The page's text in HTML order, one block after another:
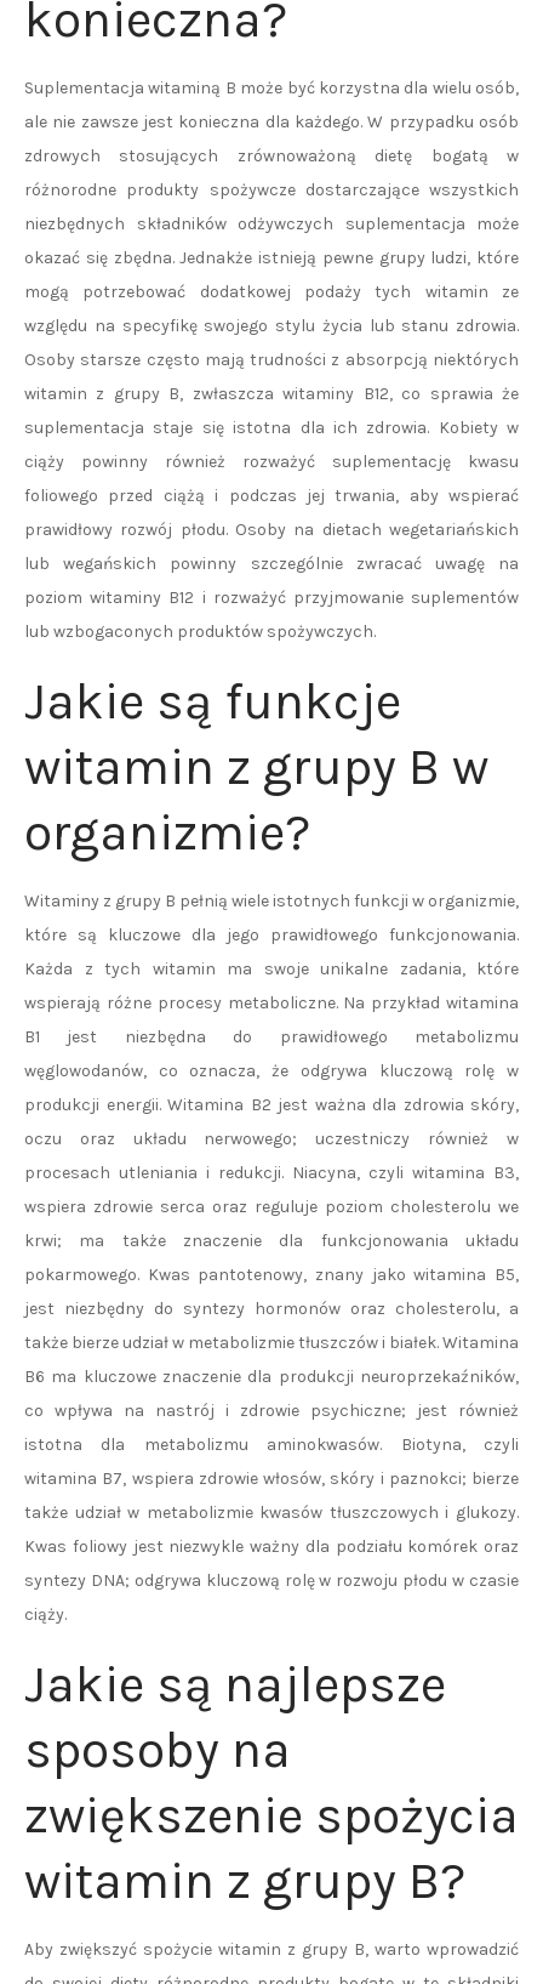
konieczna?
Suplementacja witaminą B może być korzystna dla wielu osób,
ale nie zawsze jest konieczna dla każdego. W przypadku osób
zdrowych stosujących zrównoważoną dietę bogatą w
różnorodne produkty spożywcze dostarczające wszystkich
niezbędnych składników odżywczych suplementacja może
okazać się zbędna. Jednakże istnieją pewne grupy ludzi, które
mogą potrzebować dodatkowej podaży tych witamin ze
względu na specyfikę swojego stylu życia lub stanu zdrowia.
Osoby starsze często mają trudności z absorpcją niektórych
witamin z grupy B, zwłaszcza witaminy B12, co sprawia że
suplementacja staje się istotna dla ich zdrowia. Kobiety w
ciąży powinny również rozważyć suplementację kwasu
foliowego przed ciążą i podczas jej trwania, aby wspierać
prawidłowy rozwój płodu. Osoby na dietach wegetariańskich
lub wegańskich powinny szczególnie zwracać uwagę na
poziom witaminy B12 i rozważyć przyjmowanie suplementów
lub wzbogaconych produktów spożywczych.
Jakie są funkcje
witamin z grupy B w
organizmie?
Witaminy z grupy B pełnią wiele istotnych funkcji w organizmie,
które są kluczowe dla jego prawidłowego funkcjonowania.
Każda z tych witamin ma swoje unikalne zadania, które
wspierają różne procesy metaboliczne. Na przykład witamina
B1 jest niezbędna do prawidłowego metabolizmu
węglowodanów, co oznacza, że odgrywa kluczową rolę w
produkcji energii. Witamina B2 jest ważna dla zdrowia skóry,
oczu oraz układu nerwowego; uczestniczy również w
procesach utleniania i redukcji. Niacyna, czyli witamina B3,
wspiera zdrowie serca oraz reguluje poziom cholesterolu we
krwi; ma także znaczenie dla funkcjonowania układu
pokarmowego. Kwas pantotenowy, znany jako witamina B5,
jest niezbędny do syntezy hormonów oraz cholesterolu, a
także bierze udział w metabolizmie tłuszczów i białek. Witamina
B6 ma kluczowe znaczenie dla produkcji neuroprzekaźników,
co wpływa na nastrój i zdrowie psychiczne; jest również
istotna dla metabolizmu aminokwasów. Biotyna, czyli
witamina B7, wspiera zdrowie włosów, skóry i paznokci; bierze
także udział w metabolizmie kwasów tłuszczowych i glukozy.
Kwas foliowy jest niezwykle ważny dla podziału komórek oraz
syntezy DNA; odgrywa kluczową rolę w rozwoju płodu w czasie
ciąży.
Jakie są najlepsze
sposoby na
zwiększenie spożycia
witamin z grupy B?
Aby zwiększyć spożycie witamin z grupy B, warto wprowadzić